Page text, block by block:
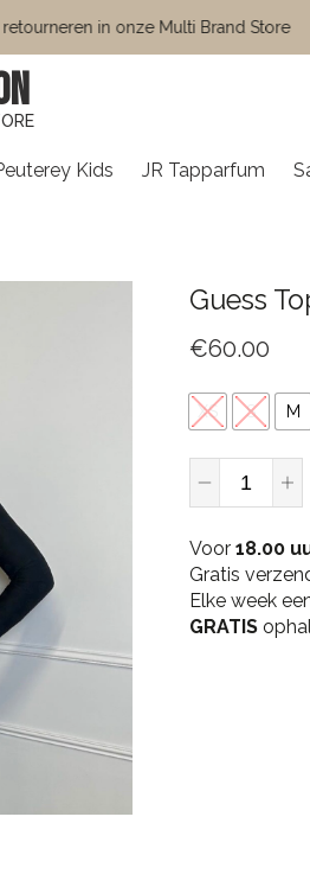
in onze Multi Brand Store
Kids JR Tapparfum
Guess
€60.00
XS S M
Guess
Top
Black
quantity
Voor 18.00
Gratis
Elke week
GRATIS